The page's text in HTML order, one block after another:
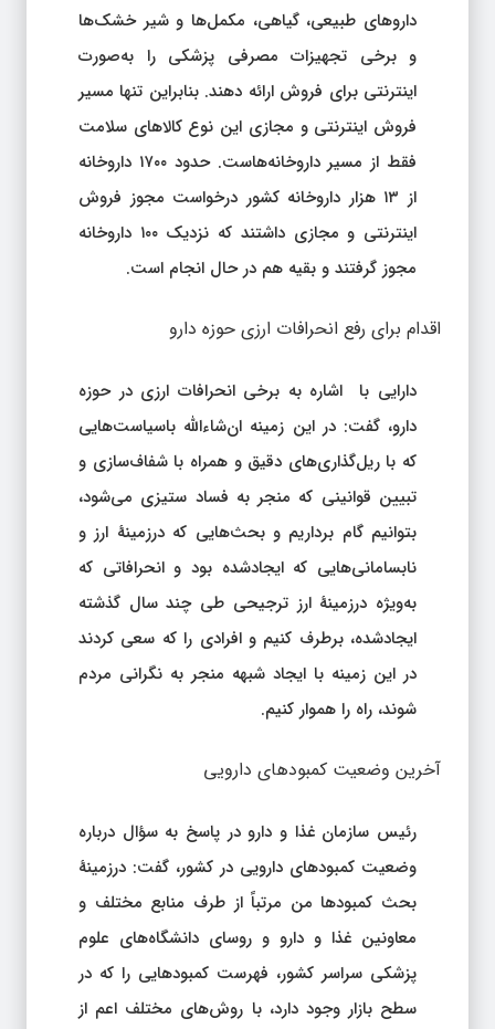
داروهای طبیعی، گیاهی، مکمل‌ها و شیر خشک‌ها
و برخی تجهیزات مصرفی پزشکی را به‌صورت
اینترنتی برای فروش ارائه دهند. بنابراین تنها مسیر
فروش اینترنتی و مجازی این نوع کالاهای سلامت
فقط از مسیر داروخانه‌هاست. حدود ۱۷۰۰ داروخانه
از ۱۳ هزار داروخانه کشور درخواست مجوز فروش
اینترنتی و مجازی داشتند که نزدیک ۱۰۰ داروخانه
مجوز گرفتند و بقیه هم در حال انجام است.
اقدام برای رفع انحرافات ارزی حوزه دارو
دارایی با اشاره به برخی انحرافات ارزی در حوزه
دارو، گفت: در این زمینه ان‌شاءالله باسیاست‌هایی
که با ریل‌گذاری‌های دقیق و همراه با شفاف‌سازی و
تبیین قوانینی که منجر به فساد ستیزی می‌شود،
بتوانیم گام برداریم و بحث‌هایی که درزمینهٔ ارز و
نابسامانی‌هایی که ایجادشده بود و انحرافاتی که
به‌ویژه درزمینهٔ ارز ترجیحی طی چند سال گذشته
ایجادشده، برطرف کنیم و افرادی را که سعی کردند
در این زمینه با ایجاد شبهه منجر به نگرانی مردم
شوند، راه را هموار کنیم.
آخرین وضعیت کمبودهای دارویی
رئیس سازمان غذا و دارو در پاسخ به سؤال درباره
وضعیت کمبودهای دارویی در کشور، گفت: درزمینهٔ
بحث کمبودها من مرتباً از طرف منابع مختلف و
معاونین غذا و دارو و روسای دانشگاه‌های علوم
پزشکی سراسر کشور، فهرست کمبودهایی را که در
سطح بازار وجود دارد، با روش‌های مختلف اعم از